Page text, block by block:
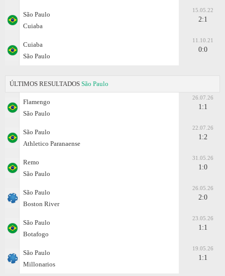
São Paulo
Cuiaba
15.05.22
2:1
Cuiaba
São Paulo
11.10.21
0:0
ÚLTIMOS RESULTADOS São Paulo
Flamengo
São Paulo
26.07.26
1:1
São Paulo
Athletico Paranaense
22.07.26
1:2
Remo
São Paulo
31.05.26
1:0
São Paulo
Boston River
26.05.26
2:0
São Paulo
Botafogo
23.05.26
1:1
São Paulo
Millonarios
19.05.26
1:1